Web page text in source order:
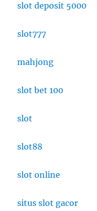
slot deposit 5000
slot777
mahjong
slot bet 100
slot
slot88
slot online
situs slot gacor